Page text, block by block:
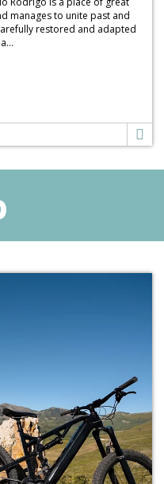
manages to unite past and
restored and adapted